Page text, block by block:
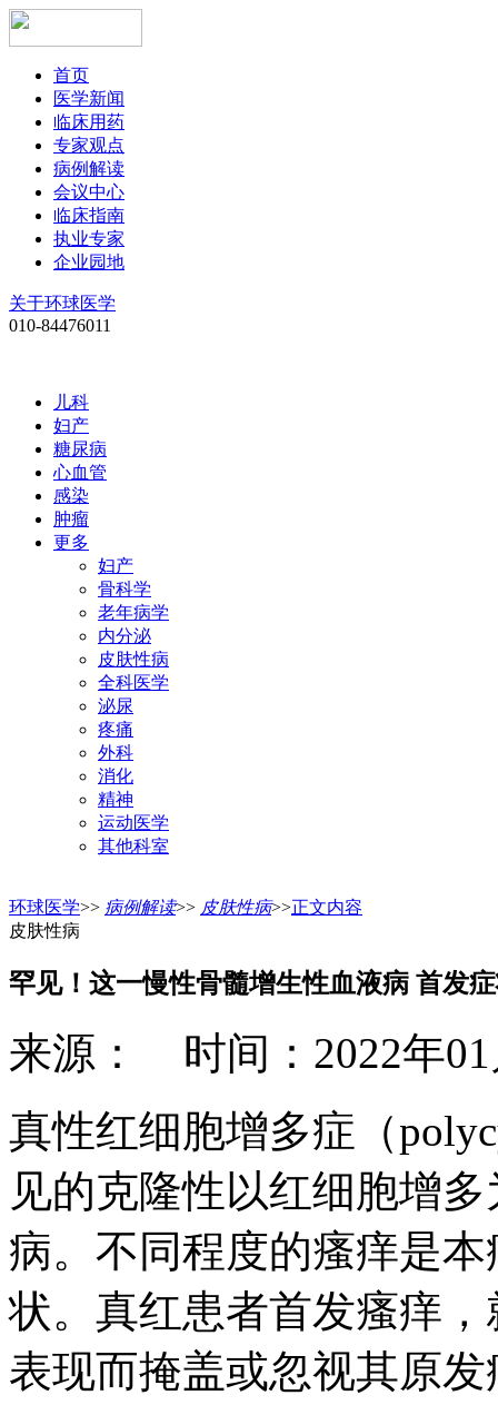
首页
医学新闻
临床用药
专家观点
病例解读
会议中心
临床指南
执业专家
企业园地
关于环球医学
010-84476011
儿科
妇产
糖尿病
心血管
感染
肿瘤
更多
妇产
骨科学
老年病学
内分泌
皮肤性病
全科医学
泌尿
疼痛
外科
消化
精神
运动医学
其他科室
环球医学>> 病例解读>> 皮肤性病>>正文内容
皮肤性病
罕见！这一慢性骨髓增生性血液病 首发
来源： 时间：2022年
真性红细胞增多症（
见的克隆性以红细胞增
病。不同程度的瘙痒是
状。真红患者首发瘙痒
表现而掩盖或忽视其原